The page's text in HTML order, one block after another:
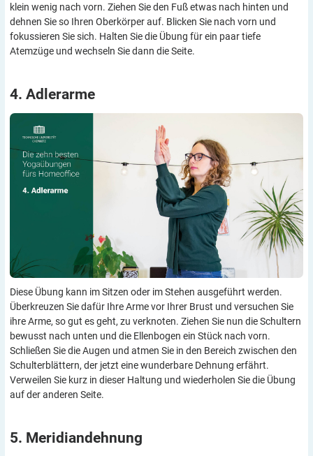
klein wenig nach vorn. Ziehen Sie den Fuß etwas nach hinten und
dehnen Sie so Ihren Oberkörper auf. Blicken Sie nach vorn und
fokussieren Sie sich. Halten Sie die Übung für ein paar tiefe
Atemzüge und wechseln Sie dann die Seite.
4. Adlerarme
Diese Übung kann im Sitzen oder im Stehen ausgeführt werden.
Überkreuzen Sie dafür Ihre Arme vor Ihrer Brust und versuchen Sie
ihre Arme, so gut es geht, zu verknoten. Ziehen Sie nun die Schultern
bewusst nach unten und die Ellenbogen ein Stück nach vorn.
Schließen Sie die Augen und atmen Sie in den Bereich zwischen den
Schulterblättern, der jetzt eine wunderbare Dehnung erfährt.
Verweilen Sie kurz in dieser Haltung und wiederholen Sie die Übung
auf der anderen Seite.
5. Meridiandehnung